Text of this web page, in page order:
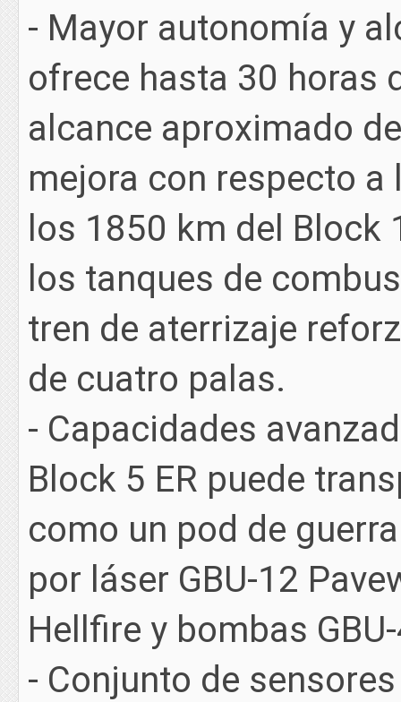
- Mayor autonomía y
ofrece hasta 30 horas
alcance aproximado
mejora con respecto
los 1850 km del Block
los tanques de
tren de aterrizaje
de cuatro palas.
- Capacidades
Block 5 ER puede
como un pod de
por láser GBU-12
Hellfire y bombas
- Conjunto de